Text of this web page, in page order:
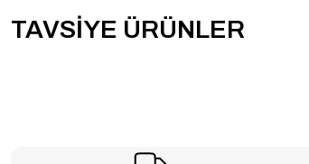
TAVSİYE ÜRÜNLER
₺233.760